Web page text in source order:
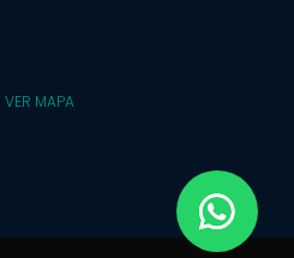
VER MAPA